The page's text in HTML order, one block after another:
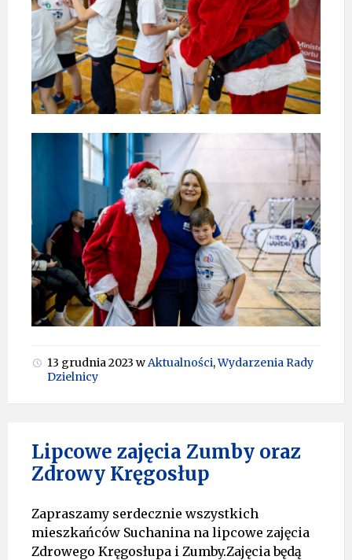
13 grudnia 2023 wAktualności,Wydarzenia Rady
Dzielnicy
Lipcowe zajęcia Zumby oraz
Zdrowy Kręgosłup
Zapraszamy serdecznie wszystkich
mieszkańców Suchanina na lipcowe zajęcia
Zdrowego Kręgosłupa i Zumby.Zajęcia będą